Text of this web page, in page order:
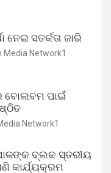
ନେଇ ସତର୍କତା ଜାରି
Media Network1
ବୋଲବମ ପାଇଁ
Network1
ବ୍ଲକ ସ୍ତରୀୟ
କାର୍ଯ୍ୟକ୍ରମ